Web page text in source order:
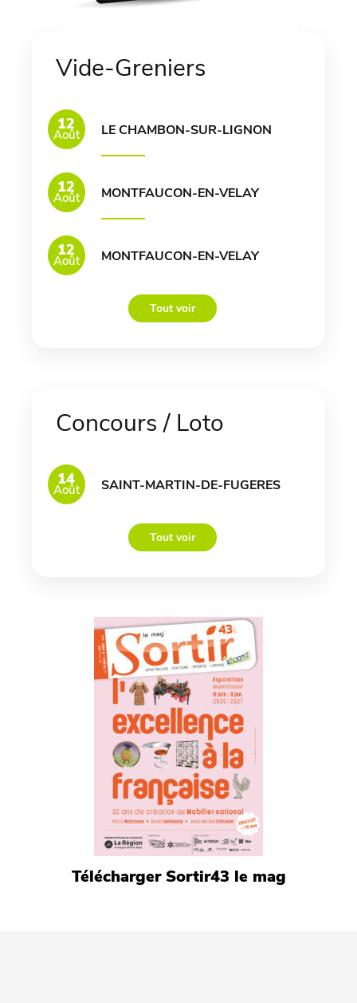
Vide-Greniers
12
Août LE CHAMBON-SUR-LIGNON
12
Août MONTFAUCON-EN-VELAY
12
Août MONTFAUCON-EN-VELAY
Tout voir
Concours / Loto
14
Août SAINT-MARTIN-DE-FUGERES
Tout voir
Télécharger Sortir43 le mag